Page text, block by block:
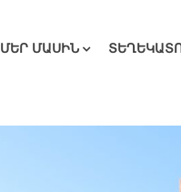
ՄԵՐ ՄԱՍԻՆ